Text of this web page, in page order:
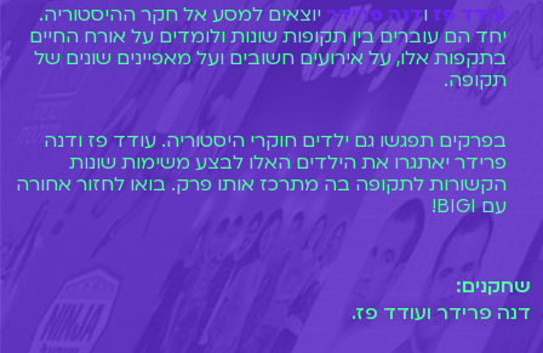
עודד פז ודנה פרידריוצאים למסע אל חקר ההיסטוריה.
יחד הם עוברים בין תקופות שונות ולומדים על אורח החיים
בתקפות אלו, על אירועים חשובים ועל מאפיינים שונים של
תקופה.
בפרקים תפגשו גם ילדים חוקרי היסטוריה. עודד פז ודנה
פרידר יאתגרו את הילדים האלו לבצע משימות שונות
הקשורות לתקופה בה מתרכז אותו פרק. בואו לחזור אחורה
עם BIGI!
שחקנים:
דנה פרידר ועודד פז.